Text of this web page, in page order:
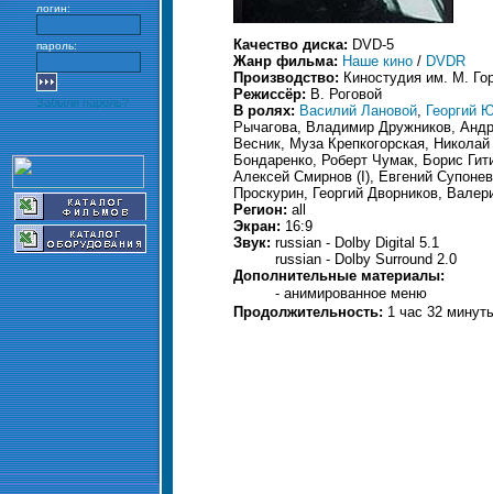
логин:
пароль:
Забыли пароль?
Качество диска: DVD-5
Жанр фильма: Наше кино / DVDR
Производство: Киностудия им. М.
Режиссёр: В. Роговой
В ролях: Василий Лановой, Георгий
Рычагова, Владимир Дружников,
Весник, Муза Крепкогорская,
Бондаренко, Роберт Чумак, Борис
Алексей Смирнов (I), Евгений
Проскурин, Георгий Дворников,
Регион: all
Экран: 16:9
Звук: russian - Dolby Digital 5.1
russian - Dolby Surround 2.0
Дополнительные материалы:
- анимированное меню
Продолжительность: 1 час 32